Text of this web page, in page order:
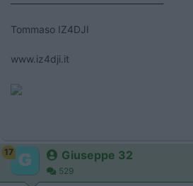
Tommaso IZ4DJI
www.iz4dji.it
17 Giuseppe 32
529